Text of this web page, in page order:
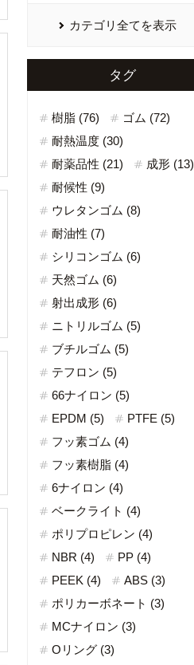
カテゴリ全てを表示
タグ
樹脂 (76)
ゴム (72)
耐熱温度 (30)
耐薬品性 (21)
成形 (13)
耐候性 (9)
ウレタンゴム (8)
耐油性 (7)
シリコンゴム (6)
天然ゴム (6)
射出成形 (6)
ニトリルゴム (5)
ブチルゴム (5)
テフロン (5)
66ナイロン (5)
EPDM (5)
PTFE (5)
フッ素ゴム (4)
フッ素樹脂 (4)
6ナイロン (4)
ベークライト (4)
ポリプロピレン (4)
NBR (4)
PP (4)
PEEK (4)
ABS (3)
ポリカーボネート (3)
MCナイロン (3)
Oリング (3)